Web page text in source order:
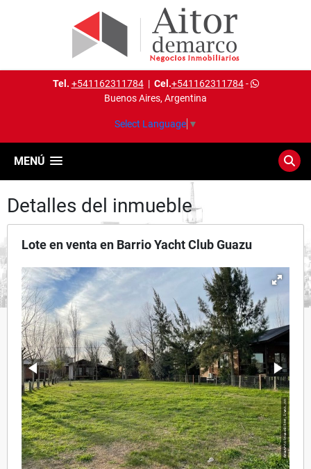
Tel. +541162311784| Cel.+541162311784-
Buenos Aires, Argentina
Select Language ▼
MENÚ
Detalles del inmueble
Lote en venta en Barrio Yacht Club Guazu